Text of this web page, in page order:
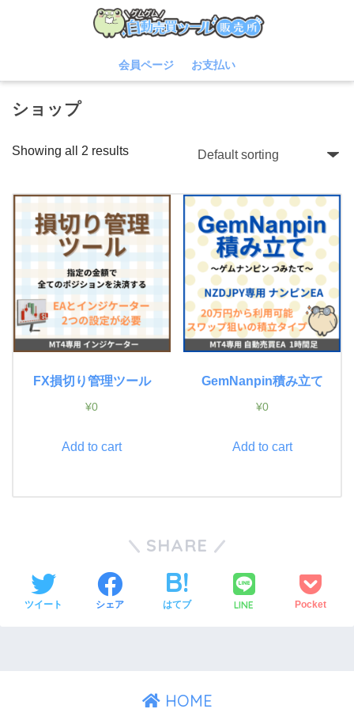
会員ページ お支払い
ショップ
Showing all 2 results
FX損切り管理ツール
¥0
Add to cart
GemNanpin積み立て
¥0
Add to cart
SHARE
ツイート シェア はてブ LINE Pocket
HOME